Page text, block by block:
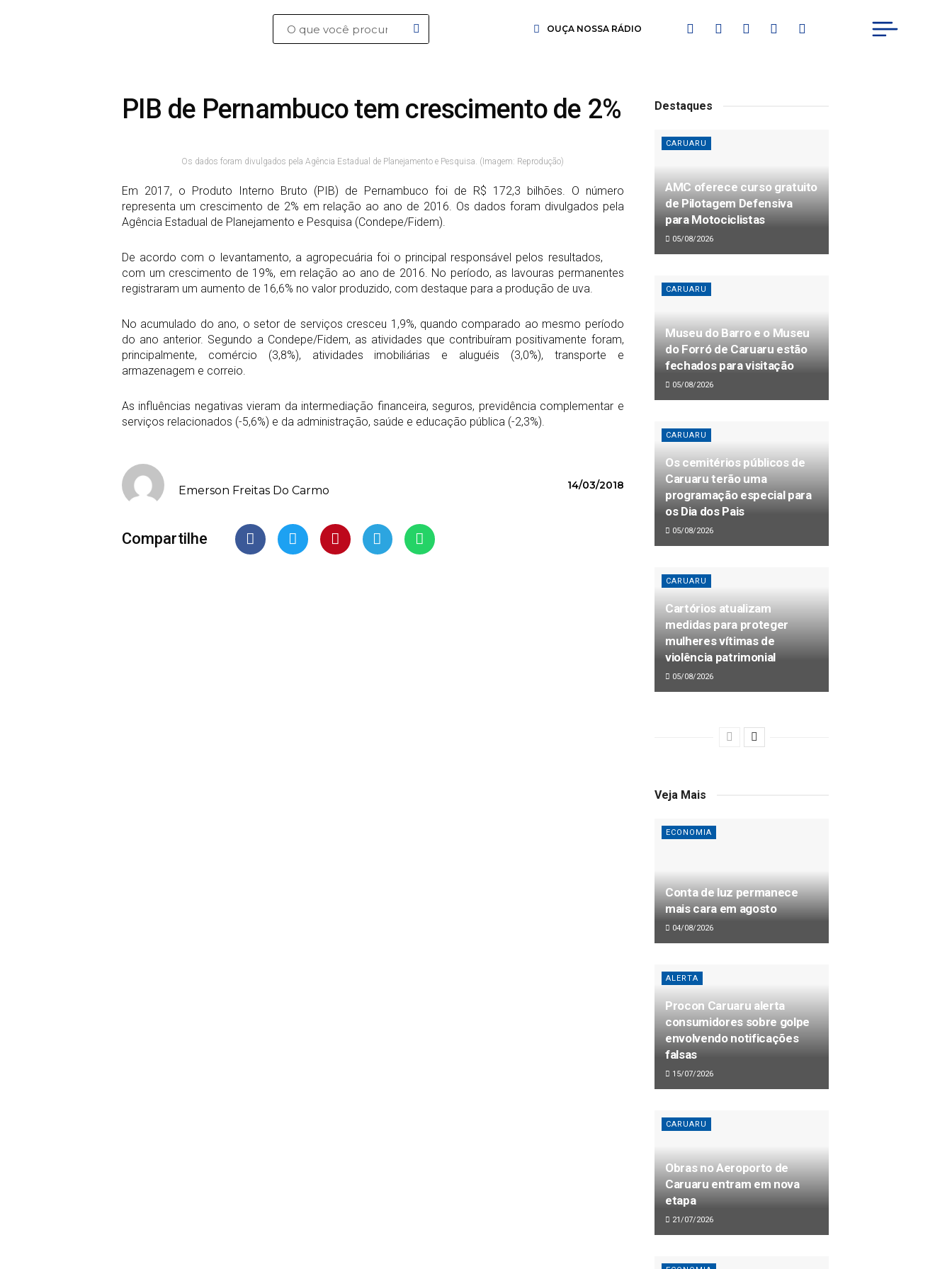
OUÇA NOSSA RÁDIO
PIB de Pernambuco tem crescimento de 2%
Os dados foram divulgados pela Agência Estadual de Planejamento e Pesquisa. (Imagem: Reprodução)
Em 2017, o Produto Interno Bruto (PIB) de Pernambuco foi de R$ 172,3 bilhões. O número
representa um crescimento de 2% em relação ao ano de 2016. Os dados foram divulgados pela
Agência Estadual de Planejamento e Pesquisa (Condepe/Fidem).
De acordo com o levantamento, a agropecuária foi o principal responsável pelos resultados,
com um crescimento de 19%, em relação ao ano de 2016. No período, as lavouras permanentes
registraram um aumento de 16,6% no valor produzido, com destaque para a produção de uva.
No acumulado do ano, o setor de serviços cresceu 1,9%, quando comparado ao mesmo período
do ano anterior. Segundo a Condepe/Fidem, as atividades que contribuíram positivamente foram,
principalmente, comércio (3,8%), atividades imobiliárias e aluguéis (3,0%), transporte e
armazenagem e correio.
As influências negativas vieram da intermediação financeira, seguros, previdência complementar e
serviços relacionados (-5,6%) e da administração, saúde e educação pública (-2,3%).
Emerson Freitas Do Carmo 14/03/2018
Compartilhe
Destaques
CARUARU
AMC oferece curso gratuito
de Pilotagem Defensiva
para Motociclistas
05/08/2026
CARUARU
Museu do Barro e o Museu
do Forró de Caruaru estão
fechados para visitação
05/08/2026
CARUARU
Os cemitérios públicos de
Caruaru terão uma
programação especial para
os Dia dos Pais
05/08/2026
CARUARU
Cartórios atualizam
medidas para proteger
mulheres vítimas de
violência patrimonial
05/08/2026
Veja Mais
ECONOMIA
Conta de luz permanece
mais cara em agosto
04/08/2026
ALERTA
Procon Caruaru alerta
consumidores sobre golpe
envolvendo notificações
falsas
15/07/2026
CARUARU
Obras no Aeroporto de
Caruaru entram em nova
etapa
21/07/2026